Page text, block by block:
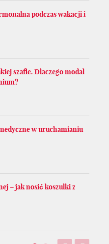
podczas wakacji i
szafie. Dlaczego modal
w uruchamianiu
– jak nosić koszulki z